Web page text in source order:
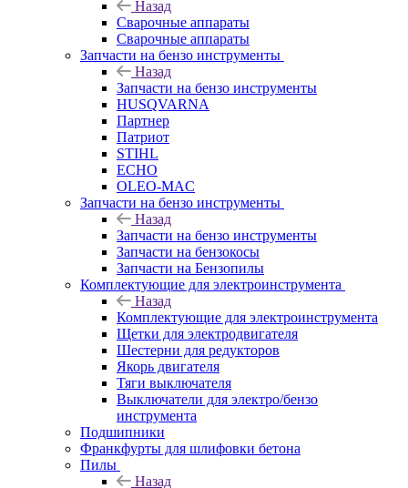
Назад
Сварочные аппараты
Сварочные аппараты
Запчасти на бензо инструменты
Назад
Запчасти на бензо инструменты
HUSQVARNA
Партнер
Патриот
STIHL
ECHO
OLEO-MAC
Запчасти на бензо инструменты
Назад
Запчасти на бензо инструменты
Запчасти на бензокосы
Запчасти на Бензопилы
Комплектующие для электроинструмента
Назад
Комплектующие для электроинструмента
Щетки для электродвигателя
Шестерни для редукторов
Якорь двигателя
Тяги выключателя
Выключатели для электро/бензо
инструмента
Подшипники
Франкфурты для шлифовки бетона
Пилы
Назад